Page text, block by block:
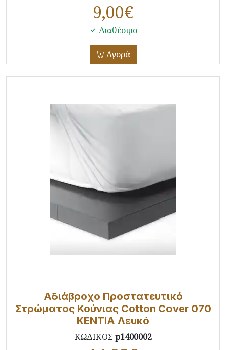
9,00€
Διαθέσιμο
Αγορά
Αδιάβροχο Προστατευτικό
Στρώματος Κούνιας Cotton Cover 070
KENTIA Λευκό
ΚΩΔΙΚΟΣ p1400002